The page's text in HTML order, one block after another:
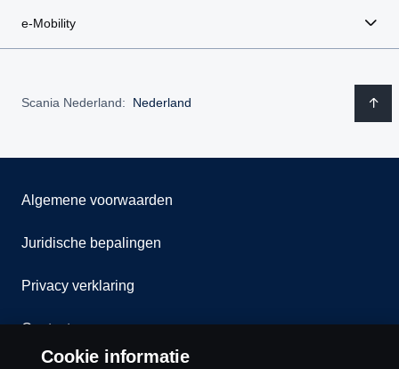
e-Mobility
Scania Nederland: Nederland
Algemene voorwaarden
Juridische bepalingen
Privacy verklaring
Contact
Cookie informatie